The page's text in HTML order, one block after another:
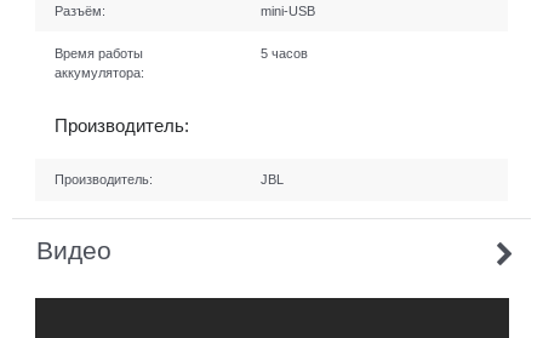
Разъём: mini-USB
Время работы
аккумулятора:
5 часов
Производитель:
Производитель: JBL
Видео